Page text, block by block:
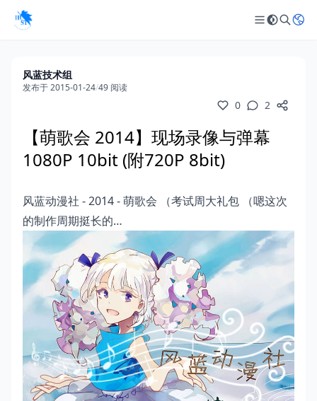
风蓝技术组
发布于 2015-01-24/49 阅读
0 2
【萌歌会 2014】现场录像与弹幕
1080P 10bit (附720P 8bit)
风蓝动漫社 - 2014 - 萌歌会 （考试周大礼包 （嗯这次
的制作周期挺长的…